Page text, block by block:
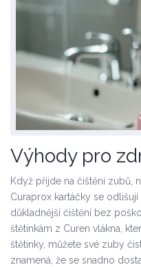
Výhody pro
Když přijde na čištění zubů,
Curaprox kartáčky se
důkladnější čištění bez
štětinkám z Curen vlákna,
štětinky, můžete své zuby
znamená, že se snadno